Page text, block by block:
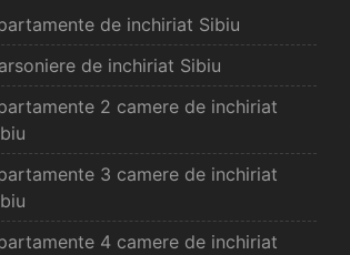
de inchiriat Sibiu
de inchiriat Sibiu
2 camere de inchiriat
3 camere de inchiriat
4 camere de inchiriat